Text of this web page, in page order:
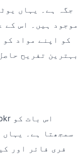
جگہ ہے۔ یہاں
موجود ہیں۔ اس کے
کو اپنے مواد
بہترین تفریح
سمجھتا ہے۔